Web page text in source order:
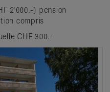
2'000.-) pension
compris
CHF 300.-